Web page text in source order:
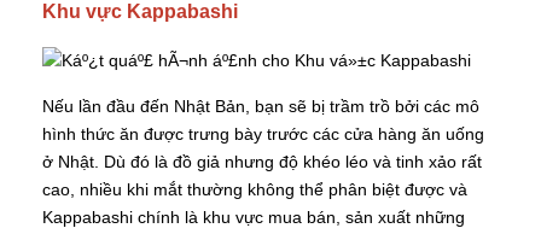
Khu vực Kappabashi
Nếu lần đầu đến Nhật Bản, bạn sẽ bị trầm trồ bởi các mô
hình thức ăn được trưng bày trước các cửa hàng ăn uống
ở Nhật. Dù đó là đồ giả nhưng độ khéo léo và tinh xảo rất
cao, nhiều khi mắt thường không thể phân biệt được và
Kappabashi chính là khu vực mua bán, sản xuất những